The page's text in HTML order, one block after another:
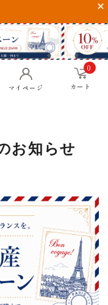
マイページ カート
0
お知らせ